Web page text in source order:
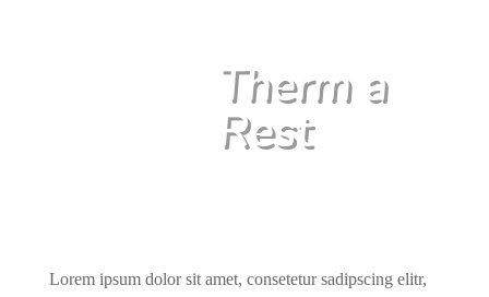
Therm a
Rest
Lorem ipsum dolor sit amet, consetetur sadipscing elitr,